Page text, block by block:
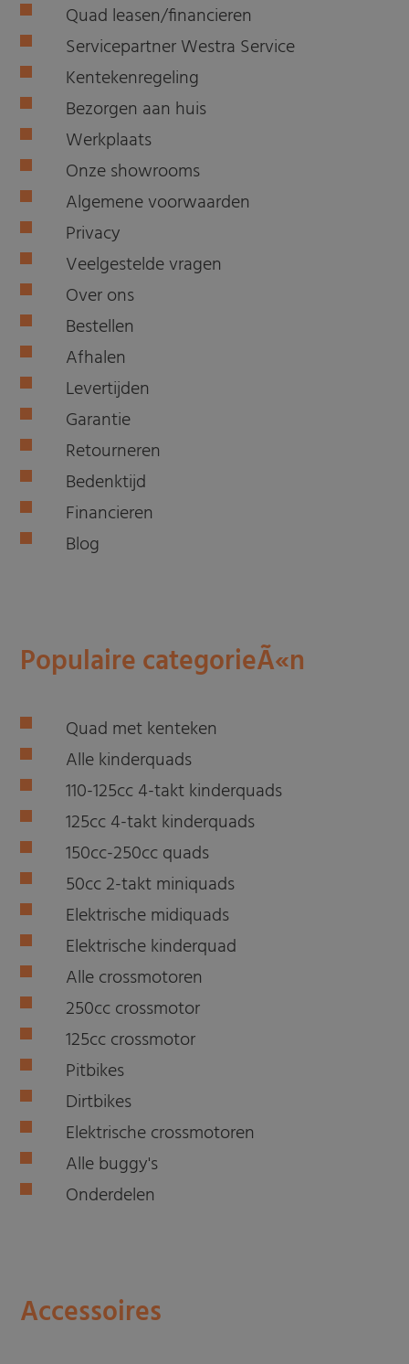
Quad leasen/financieren
Servicepartner Westra Service
Kentekenregeling
Bezorgen aan huis
Werkplaats
Onze showrooms
Algemene voorwaarden
Privacy
Veelgestelde vragen
Over ons
Bestellen
Afhalen
Levertijden
Garantie
Retourneren
Bedenktijd
Financieren
Blog
Populaire categorieÃ«n
Quad met kenteken
Alle kinderquads
110-125cc 4-takt kinderquads
125cc 4-takt kinderquads
150cc-250cc quads
50cc 2-takt miniquads
Elektrische midiquads
Elektrische kinderquad
Alle crossmotoren
250cc crossmotor
125cc crossmotor
Pitbikes
Dirtbikes
Elektrische crossmotoren
Alle buggy's
Onderdelen
Accessoires